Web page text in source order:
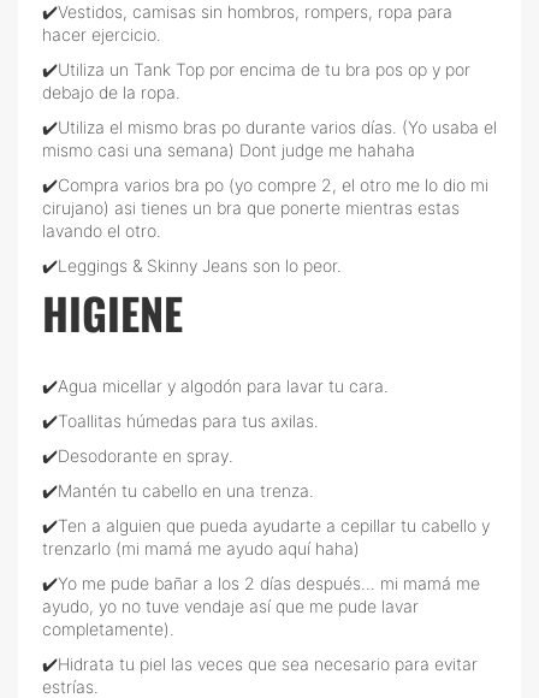
✔️Vestidos, camisas sin hombros, rompers, ropa para
hacer ejercicio.
✔️Utiliza un Tank Top por encima de tu bra pos op y por
debajo de la ropa.
✔️Utiliza el mismo bras po durante varios días. (Yo usaba el
mismo casi una semana) Dont judge me hahaha
✔️Compra varios bra po (yo compre 2, el otro me lo dio mi
cirujano) asi tienes un bra que ponerte mientras estas
lavando el otro.
✔️Leggings & Skinny Jeans son lo peor.
HIGIENE
✔️Agua micellar y algodón para lavar tu cara.
✔️Toallitas húmedas para tus axilas.
✔️Desodorante en spray.
✔️Mantén tu cabello en una trenza.
✔️Ten a alguien que pueda ayudarte a cepillar tu cabello y
trenzarlo (mi mamá me ayudo aquí haha)
✔️Yo me pude bañar a los 2 días después... mi mamá me
ayudo, yo no tuve vendaje así que me pude lavar
completamente).
✔️Hidrata tu piel las veces que sea necesario para evitar
estrías.